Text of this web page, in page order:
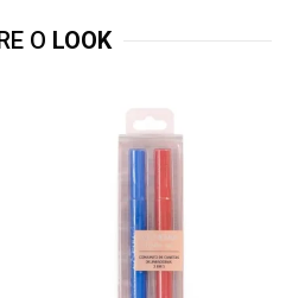
O LOOK